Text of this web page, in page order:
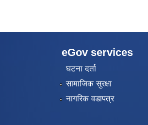
eGov services
घटना दर्ता
सामाजिक सुरक्षा
नागरिक वडापत्र